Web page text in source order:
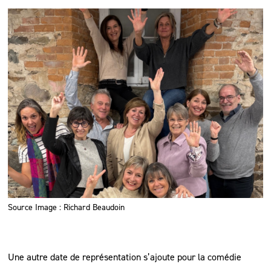
Source Image : Richard Beaudoin
Une autre date de représentation s’ajoute pour la comédie